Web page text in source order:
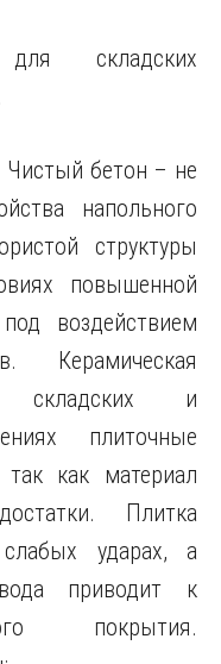
складских
бетон – не
напольного
структуры
повышенной
воздействием
Керамическая
и
плиточные
как материал
Плитка
ударах, а
приводит к
покрытия.